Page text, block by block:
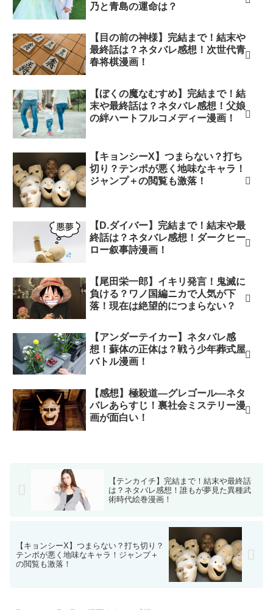
乃と青島の運命は？
【目の前の神様】完結まで！結末や
最終話は？ネタバレ感想！次世代青
春将棋漫画！
【ぼくの魔なむすめ】完結まで！結
末や最終話は？ネタバレ感想！父娘
の絆ハートフルコメディー漫画！
【キョンシーX】つまらない？打ち
切り？テンポが悪く地味なキャラ！
ジャンプ＋の閲覧も激落！
【D.ダイバー】完結まで！結末や最
終話は？ネタバレ感想！ダークヒー
ロー叙事詩漫画！
【尾田栄一郎】イキリ発言！鬼滅に
負ける？ワノ国編ニカで人気が下
落！現在は絶望的につまらない？
【アンダーテイカー】ネタバレ感
想！蘇体の正体は？戦う少年葬式屋
バトル漫画！
【感想】極殺道―グレゴール―ネタ
バレあらすじ！裏社会ミステリー漫
画が面白い！
【テンカイチ】完結まで！結末や最終話
は？ネタバレ感想！誰もが夢見た異種武
術時代絵巻漫画！
【キョンシーX】つまらない？打ち切り？
テンポが悪く地味なキャラ！ジャンプ＋
の閲覧も激落！